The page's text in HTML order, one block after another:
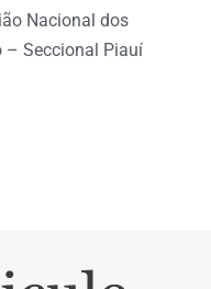
Nacional dos
– Seccional Piauí